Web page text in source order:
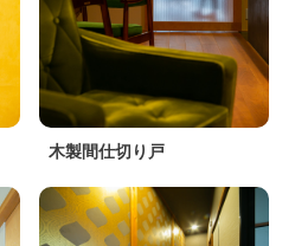
木製間仕切り戸